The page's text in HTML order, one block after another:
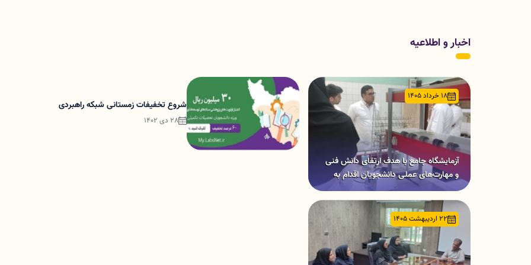
اخبار و اطلاعیه
18 خرداد 1405
آزمایشگاه جامع با هدف ارتقای دانش فنی
و مهارت‌های عملی دانشجویان اقدام به
برگزاری سلسله‌کارگاه‌های تخصصی «
ریل‌تایم (Real-time Systems)» نمود.
22 اردیبهشت 1405
شروع تخفیفات زمستانی شبکه راهبردی
28 دی 1402